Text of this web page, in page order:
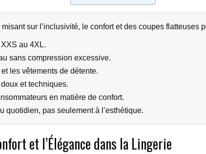
misant sur l’inclusivité, le confort et des coupes flatteuses
au 4XL.
sans compression excessive.
les vêtements de détente.
et techniques.
en matière de confort.
quotidien, pas seulement à l’esthétique.
et l’Élégance dans la Lingerie